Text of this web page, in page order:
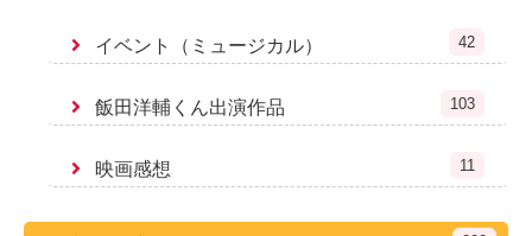
イベント（ミュージカル） 42
飯田洋輔くん出演作品 103
映画感想 11